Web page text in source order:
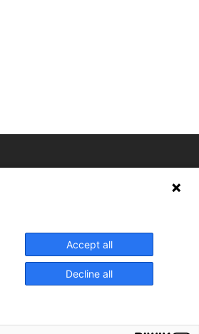
Accept all
Decline all